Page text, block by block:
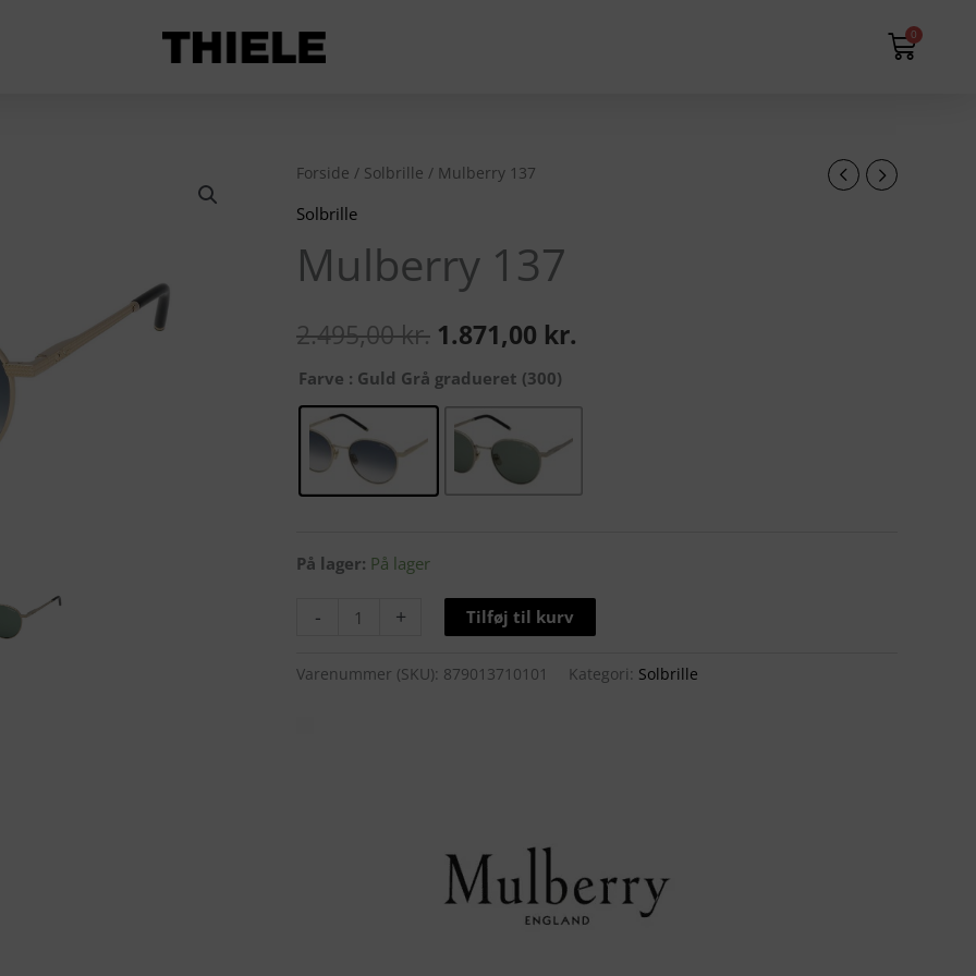
0
Kurv
Forside / Solbrille / Mulberry 137
Solbrille
Mulberry 137
2.495,00kr.
Den
pris
2.495,00 kr..
1.871,00 kr.
Farve : Guld Grå gradueret (300)
På lager: På lager
-
Mulberry
137
+ Tilføj til kurv
Varenummer (SKU): 879013710101 Kategori: Solbrille